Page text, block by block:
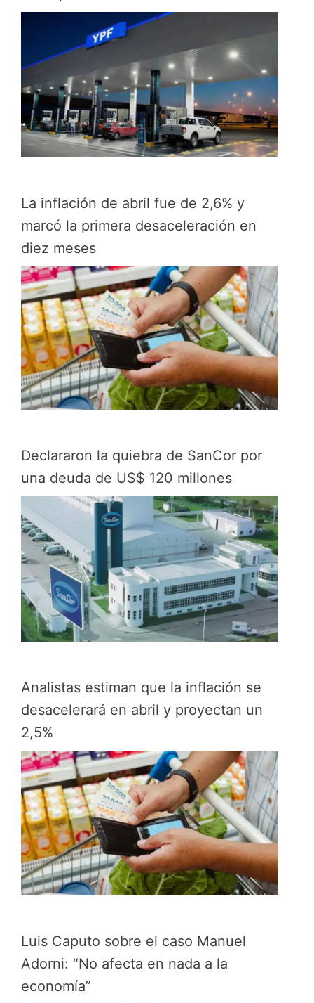
La inflación de abril fue de 2,6% y
marcó la primera desaceleración en
diez meses
Declararon la quiebra de SanCor por
una deuda de US$ 120 millones
Analistas estiman que la inflación se
desacelerará en abril y proyectan un
2,5%
Luis Caputo sobre el caso Manuel
Adorni: “No afecta en nada a la
economía”